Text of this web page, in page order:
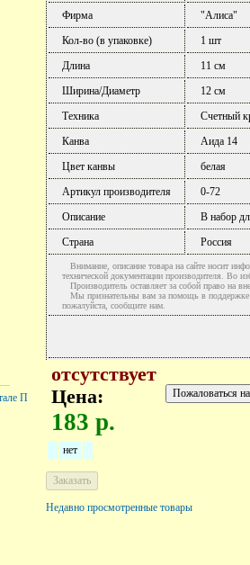
Фирма
"Алиса"
Кол-во (в упаковке)
1 шт
Длина
11 см
Ширина/Диаметр
12 см
Техника
Счетный
Канва
Аида 14
Цвет канвы
белая
Артикул производителя
0-72
Описание
В набор
Страна
Россия
Внимание, описание товара на сайте носит
технической документации производителя. Во
Производитель оставляет за собой право на
Мы признательны вам за помощь в поддержке
пожалуйста, сообщите нам.
отсутствует
Цена:
183 р.
нет
Недавно просмотренные товары